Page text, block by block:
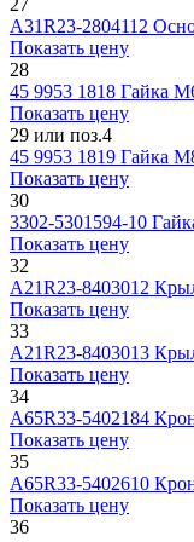
А31R23-2804112
Показать цену
28
45 9953 1818 Гайка
Показать цену
29 или поз.4
45 9953 1819 Гайка
Показать цену
30
3302-5301594-10
Показать цену
32
А21R23-8403012
Показать цену
33
А21R23-8403013
Показать цену
34
А65R33-5402184
Показать цену
35
А65R33-5402610
Показать цену
36